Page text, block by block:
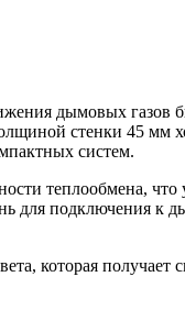
дымовых газов
стенки 45
систем.
теплообмена,
для подключения к
которая